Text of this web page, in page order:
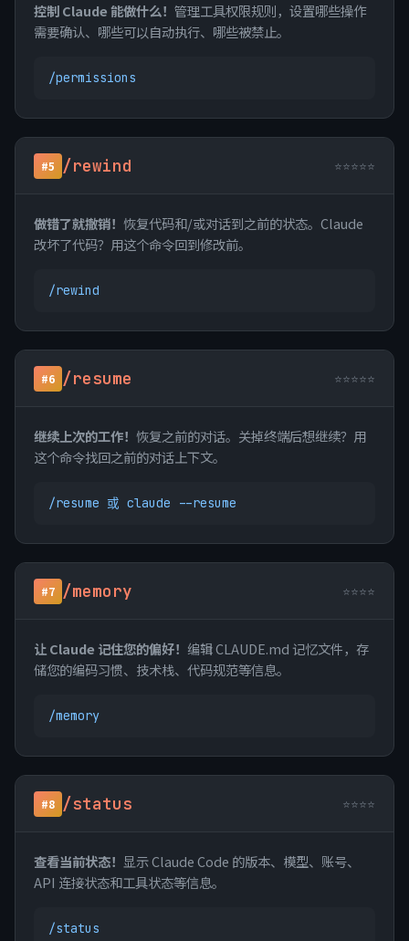
控制 Claude 能做什么！ 管理工具权限规则，设置哪些操作
需要确认、哪些可以自动执行、哪些被禁止。
/permissions
#5 /rewind ⭐⭐⭐⭐⭐
做错了就撤销！ 恢复代码和/或对话到之前的状态。Claude
改坏了代码？用这个命令回到修改前。
/rewind
#6 /resume ⭐⭐⭐⭐⭐
继续上次的工作！ 恢复之前的对话。关掉终端后想继续？用
这个命令找回之前的对话上下文。
/resume 或 claude --resume
#7 /memory ⭐⭐⭐⭐
让 Claude 记住您的偏好！ 编辑 CLAUDE.md 记忆文件，存
储您的编码习惯、技术栈、代码规范等信息。
/memory
#8 /status ⭐⭐⭐⭐
查看当前状态！ 显示 Claude Code 的版本、模型、账号、
API 连接状态和工具状态等信息。
/status